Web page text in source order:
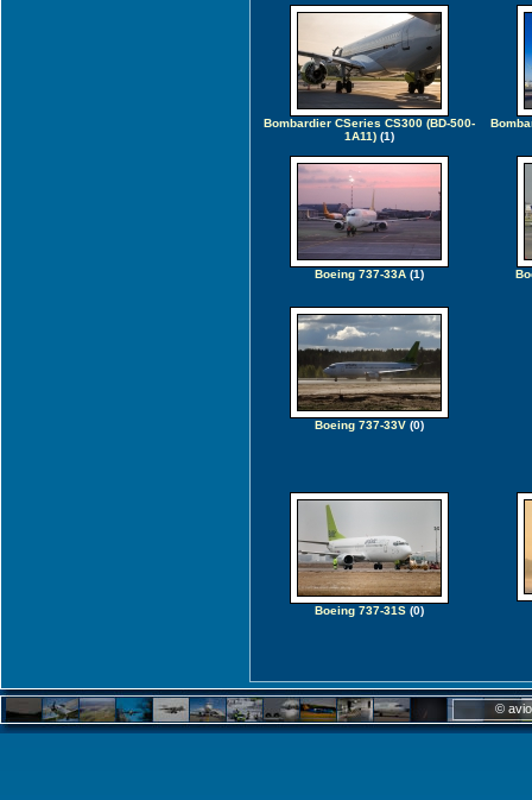
Bombardier CSeries CS300 (BD-500-
1A11)(1)
Boeing 737-33A(1)
Boeing 737-33V(0)
Boeing 737-31S(0)
©